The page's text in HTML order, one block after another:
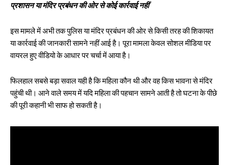
प्रशासन या मंदिर प्रबंधन की ओर से कोई कार्रवाई नहीं
इस मामले में अभी तक पुलिस या मंदिर प्रबंधन की ओर से किसी तरह की शिकायत
या कार्रवाई की जानकारी सामने नहीं आई है। पूरा मामला केवल सोशल मीडिया पर
वायरल हुए वीडियो के आधार पर चर्चा में आया है।
फिलहाल सबसे बड़ा सवाल यही है कि महिला कौन थी और वह किस भावना से मंदिर
पहुंची थी। आने वाले समय में यदि महिला की पहचान सामने आती है तो घटना के पीछे
की पूरी कहानी भी साफ हो सकती है।